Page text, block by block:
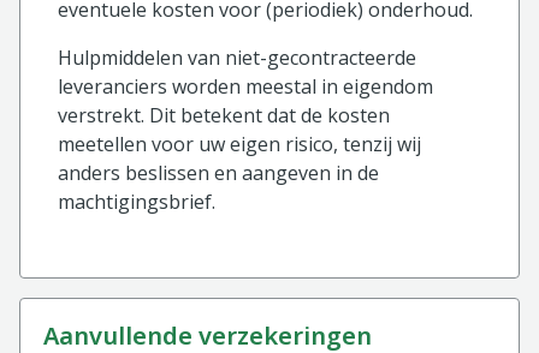
eventuele kosten voor (periodiek) onderhoud.
Hulpmiddelen van niet-gecontracteerde
leveranciers worden meestal in eigendom
verstrekt. Dit betekent dat de kosten
meetellen voor uw eigen risico, tenzij wij
anders beslissen en aangeven in de
machtigingsbrief.
aanvullende verzekeringen